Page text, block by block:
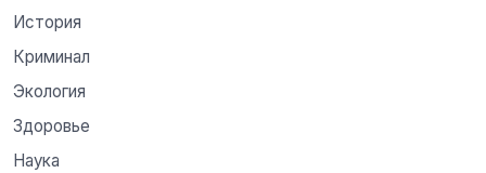
История
Криминал
Экология
Здоровье
Наука